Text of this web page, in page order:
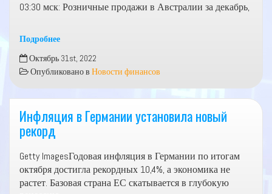
03:30 мск: Розничные продажи в Австралии за декабрь,
Подробнее
Анонс
основных
событий
и
макростатистики
на
31
октября
Октябрь 31st, 2022
Опубликовано в Новости финансов
Инфляция в Германии установила новый
рекорд
Getty ImagesГодовая инфляция в Германии по итогам
октября достигла рекордных 10,4%, а экономика не
растет. Базовая страна ЕС скатывается в глубокую